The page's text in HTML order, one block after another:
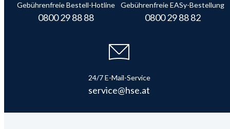
Gebührenfreie Bestell-Hotline
0800 29 88 88
Gebührenfreie EASy-Bestellung
0800 29 88 82
24/7 E-Mail-Service
service@hse.at